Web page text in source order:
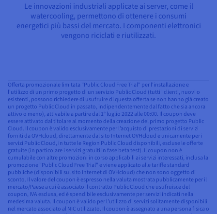
Le innovazioni industriali applicate ai server, come il
watercooling, permettono di ottenere i consumi
energetici più bassi del mercato. I componenti elettronici
vengono riciclati e riutilizzati.
Offerta promozionale limitata "Public Cloud Free Trial" per l'installazione e
l'utilizzo di un primo progetto di un servizio Public Cloud (tutti i clienti, nuovi o
esistenti, possono richiedere di usufruire di questa offerta se non hanno già creato
un progetto Public Cloud in passato, indipendentemente dal fatto che sia ancora
attivo o meno), attivabile a partire dal 1° luglio 2022 alle 00:00. Il coupon deve
essere attivato dal titolare al momento della creazione del primo progetto Public
Cloud. Il coupon è valido esclusivamente per l’acquisto di prestazioni di servizi
forniti da OVHcloud, direttamente dal sito Internet OVHcloud e unicamente per i
servizi Public Cloud, in tutte le Region Public Cloud disponibili, escluse le offerte
gratuite (in particolare i servizi gratuiti in fase beta test). Il coupon non è
cumulabile con altre promozioni in corso applicabili ai servizi interessati, inclusa la
promozione "Public Cloud Free Trial" e viene applicato alle tariffe standard
pubbliche (disponibili sul sito Internet di OVHcloud) che non sono oggetto di
sconto. Il valore del coupon è espresso nella valuta mostrata pubblicamente per il
mercato/Paese a cui è associato il contratto Public Cloud che usufruisce del
coupon, IVA esclusa, ed è spendibile esclusivamente per servizi indicati nella
medesima valuta. Il coupon è valido per l’utilizzo di servizi solitamente disponibili
nel mercato associato al NIC utilizzato. Il coupon è assegnato a una persona fisica o